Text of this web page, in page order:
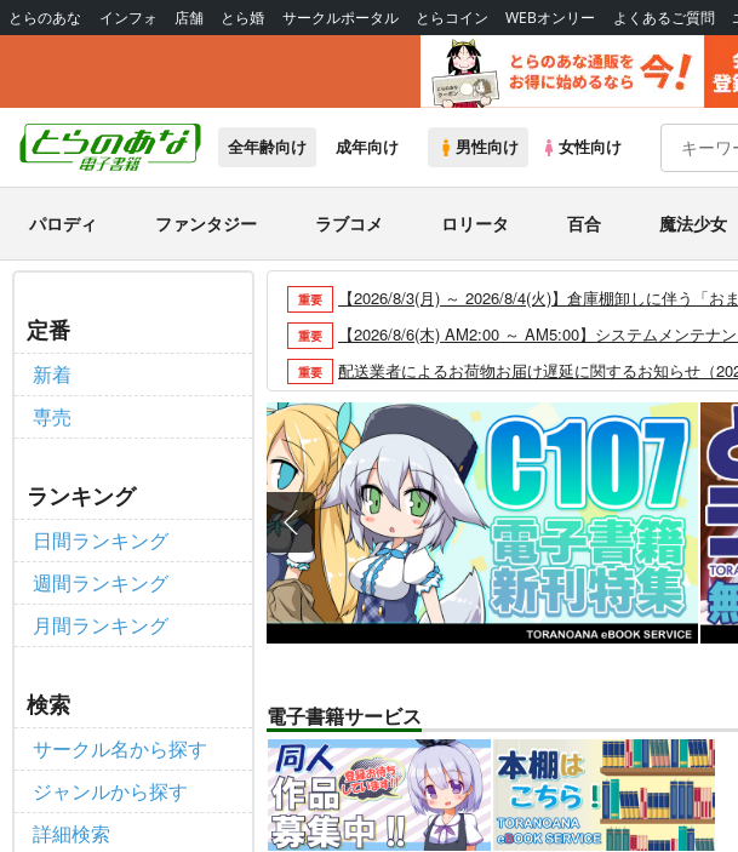
とらのあな インフォ 店舗 とら婚 サークルポータル とらコイン WEBオンリー よくあるご質問
全年齢向け 成年向け 男性向け 女性向け
パロディ ファンタジー ラブコメ ロリータ 百合 魔法少女
定番
新着
専売
ランキング
日間ランキング
週間ランキング
月間ランキング
検索
サークル名から探す
ジャンルから探す
詳細検索
重要 【2026/8/3(月) ～ 2026/8/4(火)】倉庫棚卸しに伴う「
重要 【2026/8/6(木) AM2:00 ～ AM5:00】システムメンテナ
重要 配送業者によるお荷物お届け遅延に関するお知らせ（
重要 各種おまとめお荷物の発送状況につきまして（
重要 【2026/5/7より】再販投票システム・アップデートのお
重要 【2026/4/1より】とらのあなプレミアム、新支払い方
重要 おまとめサイクル「定期便(月2)」一般会員様の利用再
重要 「とらのあな×駿河屋日本橋乙女同人誌館」通販店頭
重要 【2025/12/1より】「通販ポイント⇒とらコイン変換キ
重要 個人情報保護方針の改定について（2025.09.19 更新｜
電子書籍サービス